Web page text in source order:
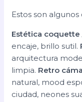
Estos son
Estética
encaje, brillo sutil.
arquitectura
limpia. Retro
natural, mood
ciudad, neones